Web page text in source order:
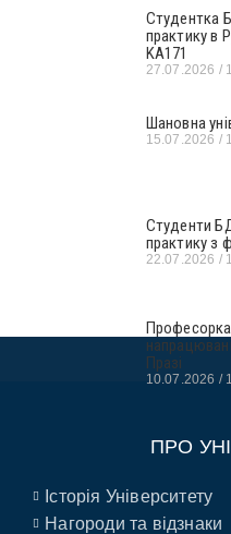
Студентка
практику в
KA171
27.07.2026
Шановна
15.07.2026
Студенти
практику з
22.07.2026
Празі
10.07.2026
ПРО
Історія Університету
Нагороди та відзнаки